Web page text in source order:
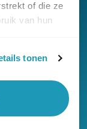
of die ze
van hun
tonen